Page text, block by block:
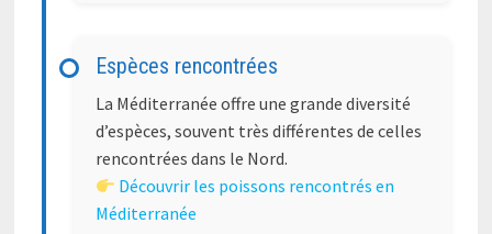
Espèces rencontrées
La Méditerranée offre une grande diversité
d’espèces, souvent très différentes de celles
rencontrées dans le Nord.
Découvrir les poissons rencontrés en
Méditerranée